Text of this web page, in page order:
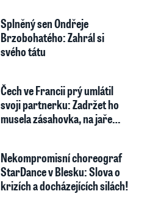
Splněný sen Ondřeje
Brzobohatého: Zahrál si
svého tátu
Čech ve Francii prý umlátil
svoji partnerku: Zadržet ho
musela zásahovka, na jaře…
Nekompromisní choreograf
StarDance v Blesku: Slova o
krizích a docházejících silách!